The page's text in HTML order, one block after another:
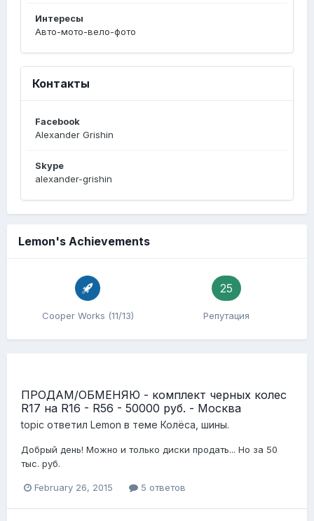
Интересы
Авто-мото-вело-фото
Контакты
Facebook
Alexander Grishin
Skype
alexander-grishin
Lemon's Achievements
Cooper Works (11/13)
25
Репутация
ПРОДАМ/ОБМЕНЯЮ - комплект черных колес
R17 на R16 - R56 - 50000 руб. - Москва
topic ответил Lemon в теме Колёса, шины.
Добрый день! Можно и только диски продать... Но за 50
тыс. руб.
February 26, 2015 5 ответов